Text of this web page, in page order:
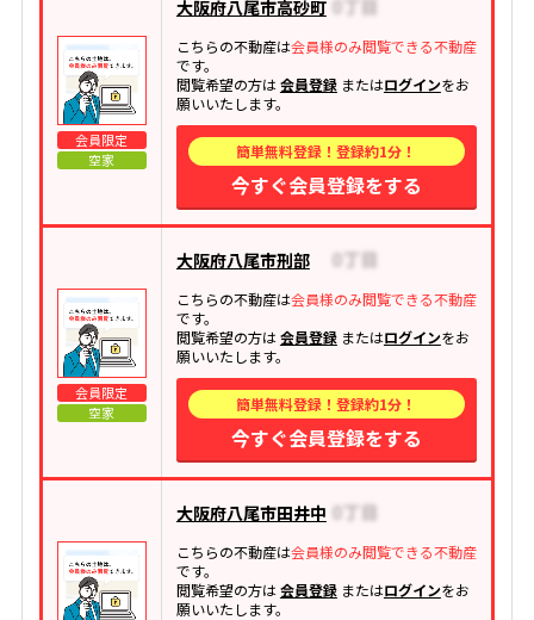
会員限定
空家
大阪府八尾市高砂町
こちらの不動産は会員様のみ閲覧できる不動産
です。
閲覧希望の方は会員登録またはログインをお
願いいたします。
簡単無料登録！登録約1分！
今すぐ会員登録をする
会員限定
空家
大阪府八尾市刑部
こちらの不動産は会員様のみ閲覧できる不動産
です。
閲覧希望の方は会員登録またはログインをお
願いいたします。
簡単無料登録！登録約1分！
今すぐ会員登録をする
大阪府八尾市田井中
こちらの不動産は会員様のみ閲覧できる不動産
です。
閲覧希望の方は会員登録またはログインをお
願いいたします。